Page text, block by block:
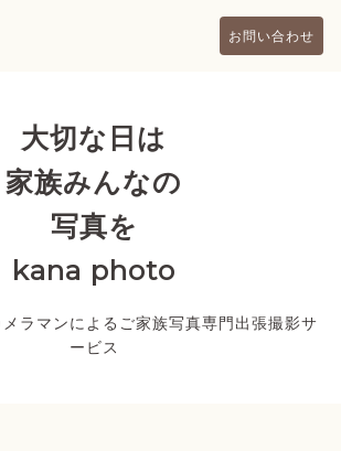
お問い合わせ
大切な日は
家族みんなの
写真を
kana photo
ラマンによるご家族写真専門出張撮影サ
ービス